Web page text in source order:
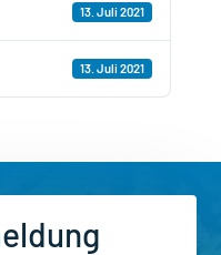
13. Juli 2021
13. Juli 2021